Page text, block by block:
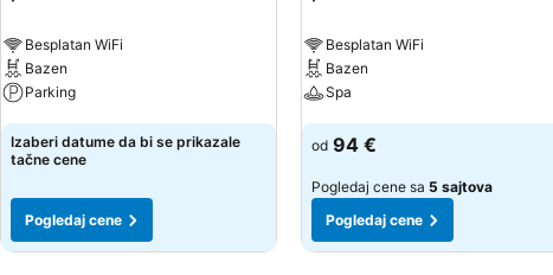
Besplatan WiFi
Bazen
Parking
Pogledaj cene
Izaberi datume da bi se prikazale
tačne cene
Pogledaj cene
Besplatan WiFi
Bazen
Spa
Pogledaj cene
od 94 €
Pogledaj cene sa 5 sajtova
Pogledaj cene